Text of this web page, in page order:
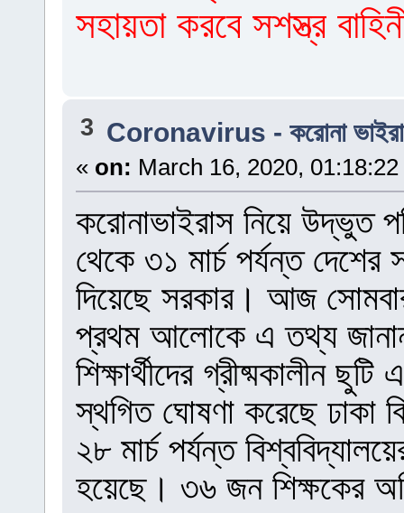
সহায়তা করবে সশস্ত্র
3 Coronavirus - করোনা
« on: March 16, 2020,
করোনাভাইরাস নিয়ে উদ্ভুত
থেকে ৩১ মার্চ পর্যন্ত দেশের
দিয়েছে সরকার। আজ সোমবার
প্রথম আলোকে এ তথ্য
শিক্ষার্থীদের গ্রীষ্মকালীন
স্থগিত ঘোষণা করেছে ঢাকা
২৮ মার্চ পর্যন্ত
হয়েছে। ৩৬ জন শিক্ষকের